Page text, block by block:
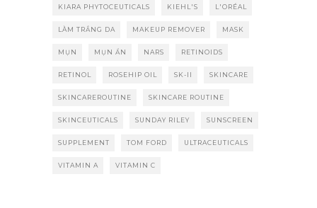
KIARA PHYTOCEUTICALS KIEHL'S L'ORÉAL
LÀM TRẮNG DA MAKEUP REMOVER MASK
MỤN MỤN ẨN NARS RETINOIDS
RETINOL ROSEHIP OIL SK-II SKINCARE
SKINCAREROUTINE SKINCARE ROUTINE
SKINCEUTICALS SUNDAY RILEY SUNSCREEN
SUPPLEMENT TOM FORD ULTRACEUTICALS
VITAMIN A VITAMIN C